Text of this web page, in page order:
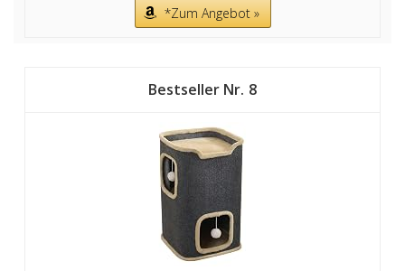
*Zum Angebot »
8